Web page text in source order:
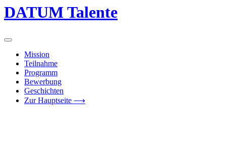
DATUM Talente
Mission
Teilnahme
Programm
Bewerbung
Geschichten
Zur Hauptseite ⟶